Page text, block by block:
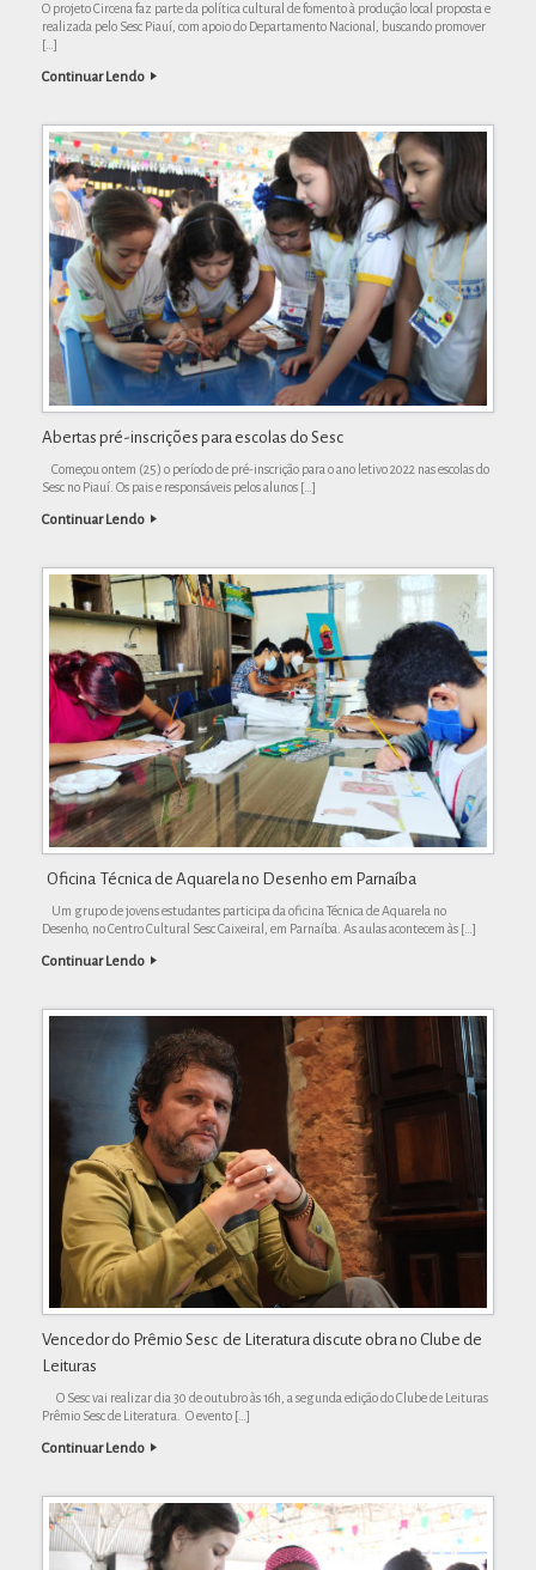
O projeto Circena faz parte da política cultural de fomento à produção local proposta e
realizada pelo Sesc Piauí, com apoio do Departamento Nacional, buscando promover
[…]
Continuar Lendo
Abertas pré-inscrições para escolas do Sesc
Começou ontem (25) o período de pré-inscrição para o ano letivo 2022 nas escolas do
Sesc no Piauí. Os pais e responsáveis pelos alunos […]
Continuar Lendo
Oficina Técnica de Aquarela no Desenho em Parnaíba
Um grupo de jovens estudantes participa da oficina Técnica de Aquarela no
Desenho, no Centro Cultural Sesc Caixeiral, em Parnaíba. As aulas acontecem às […]
Continuar Lendo
Vencedor do Prêmio Sesc de Literatura discute obra no Clube de
Leituras
O Sesc vai realizar dia 30 de outubro às 16h, a segunda edição do Clube de Leituras
Prêmio Sesc de Literatura. O evento […]
Continuar Lendo